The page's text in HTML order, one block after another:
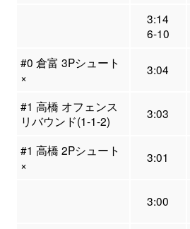
3:14
6-10
#0 倉富 3Pシュート
×
3:04
#1 高橋 オフェンス
リバウンド(1-1-2)
3:03
#1 高橋 2Pシュート
×
3:01
3:00